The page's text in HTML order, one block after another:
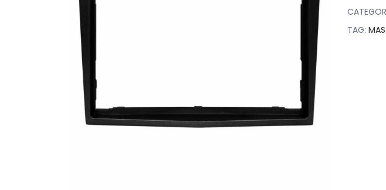
TAG: